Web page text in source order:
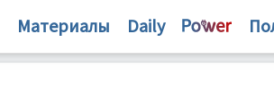
Материалы Daily